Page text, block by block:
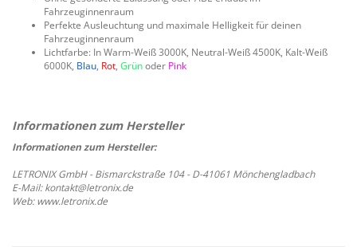
Fahrzeuginnenraum
Perfekte Ausleuchtung und maximale Helligkeit für deinen
Fahrzeuginnenraum
Lichtfarbe: In Warm-Weiß 3000K, Neutral-Weiß 4500K, Kalt-Weiß
6000K, Blau, Rot, Grünoder Pink
Informationen zum Hersteller:
LETRONIX GmbH - Bismarckstraße 104 - D-41061 Mönchengladbach
E-Mail: kontakt@letronix.de
Web: www.letronix.de